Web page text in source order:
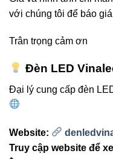
thông
3300 lm
chiếu
50°
bảo vệ
IP40
với chúng tôi để báo
Trân trọng cảm ơn
Đèn LED
Đại lý cung cấp đèn
Website:
Truy cập website để